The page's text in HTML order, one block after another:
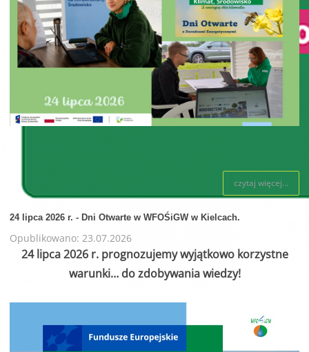
czytaj więcej...
24 lipca 2026 r. - Dni Otwarte w WFOŚiGW w Kielcach.
Opublikowano: 23.07.2026
24 lipca 2026 r. prognozujemy wyjątkowo korzystne
warunki… do zdobywania wiedzy!